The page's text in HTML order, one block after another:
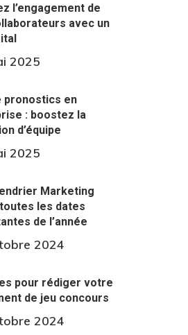
l’engagement de
avec un
2025
pronostics en
: boostez la
d’équipe
2025
Marketing
les dates
de l’année
2024
pour rédiger votre
de jeu concours
2024